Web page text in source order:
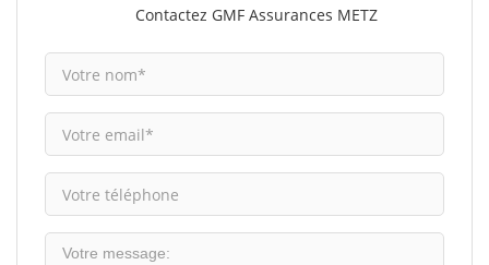
Contactez GMF Assurances METZ